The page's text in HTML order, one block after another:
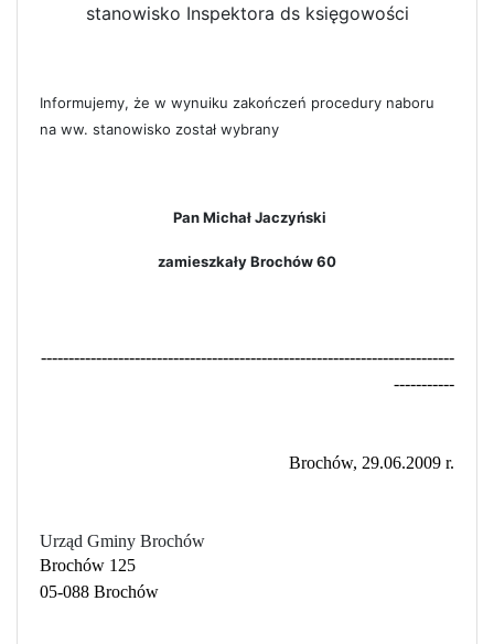
stanowisko Inspektora ds księgowości
Informujemy, że w wynuiku zakończeń procedury naboru
na ww. stanowisko został wybrany
Pan Michał Jaczyński
zamieszkały Brochów 60
---------------------------------------------------------------------------
-----------
Brochów, 29.06.2009 r.
Urząd Gminy Brochów
Brochów 125
05-088 Brochów